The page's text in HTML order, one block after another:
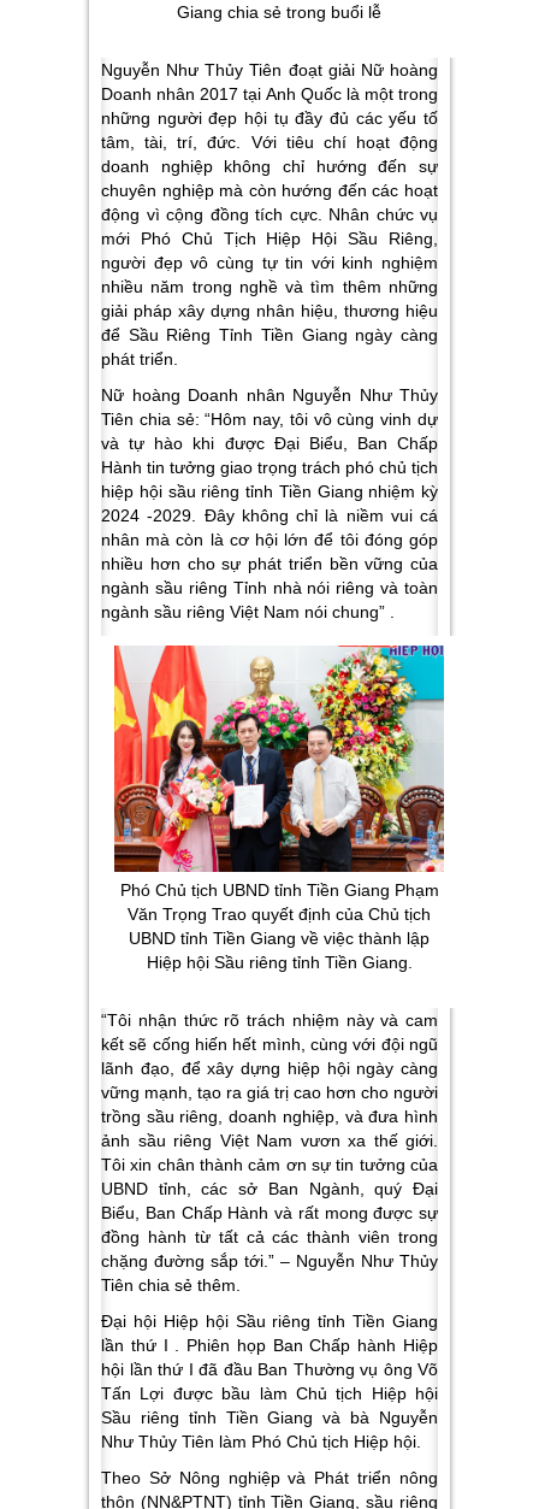
Giang chia sẻ trong buổi lễ
Nguyễn Như Thủy Tiên đoạt giải Nữ hoàng
Doanh nhân 2017 tại Anh Quốc là một trong
những người đẹp hội tụ đầy đủ các yếu tố
tâm, tài, trí, đức. Với tiêu chí hoạt động
doanh nghiệp không chỉ hướng đến sự
chuyên nghiệp mà còn hướng đến các hoạt
động vì cộng đồng tích cực. Nhân chức vụ
mới Phó Chủ Tịch Hiệp Hội Sầu Riêng,
người đẹp vô cùng tự tin với kinh nghiệm
nhiều năm trong nghề và tìm thêm những
giải pháp xây dựng nhân hiệu, thương hiệu
để Sầu Riêng Tỉnh Tiền Giang ngày càng
phát triển.
Nữ hoàng Doanh nhân Nguyễn Như Thủy
Tiên chia sẻ: “Hôm nay, tôi vô cùng vinh dự
và tự hào khi được Đại Biểu, Ban Chấp
Hành tin tưởng giao trọng trách phó chủ tịch
hiệp hội sầu riêng tỉnh Tiền Giang nhiệm kỳ
2024 -2029. Đây không chỉ là niềm vui cá
nhân mà còn là cơ hội lớn để tôi đóng góp
nhiều hơn cho sự phát triển bền vững của
ngành sầu riêng Tỉnh nhà nói riêng và toàn
ngành sầu riêng Việt Nam nói chung” .
Phó Chủ tịch UBND tỉnh Tiền Giang Phạm
Văn Trọng Trao quyết định của Chủ tịch
UBND tỉnh Tiền Giang về việc thành lập
Hiệp hội Sầu riêng tỉnh Tiền Giang.
“Tôi nhận thức rõ trách nhiệm này và cam
kết sẽ cống hiến hết mình, cùng với đội ngũ
lãnh đạo, để xây dựng hiệp hội ngày càng
vững mạnh, tạo ra giá trị cao hơn cho người
trồng sầu riêng, doanh nghiệp, và đưa hình
ảnh sầu riêng Việt Nam vươn xa thế giới.
Tôi xin chân thành cảm ơn sự tin tưởng của
UBND tỉnh, các sở Ban Ngành, quý Đại
Biểu, Ban Chấp Hành và rất mong được sự
đồng hành từ tất cả các thành viên trong
chặng đường sắp tới.” – Nguyễn Như Thủy
Tiên chia sẻ thêm.
Đại hội Hiệp hội Sầu riêng tỉnh Tiền Giang
lần thứ I . Phiên họp Ban Chấp hành Hiệp
hội lần thứ I đã đầu Ban Thường vụ ông Võ
Tấn Lợi được bầu làm Chủ tịch Hiệp hội
Sầu riêng tỉnh Tiền Giang và bà Nguyễn
Như Thủy Tiên làm Phó Chủ tịch Hiệp hội.
Theo Sở Nông nghiệp và Phát triển nông
thôn (NN&PTNT) tỉnh Tiền Giang, sầu riêng